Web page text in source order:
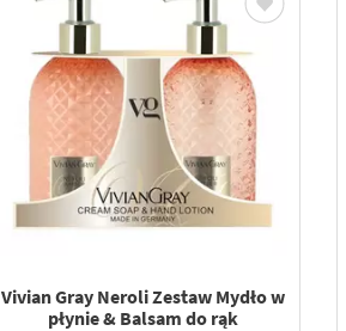
Vivian Gray Neroli Zestaw Mydło w
płynie & Balsam do rąk